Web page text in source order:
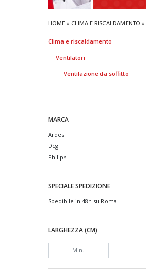
HOME» CLIMA E RISCALDAMENTO »
Clima e riscaldamento
Ventilatori
Ventilazione da soffitto
MARCA
Ardes
Dcg
Philips
SPECIALE SPEDIZIONE
Spedibile in 48h su Roma
LARGHEZZA (CM)